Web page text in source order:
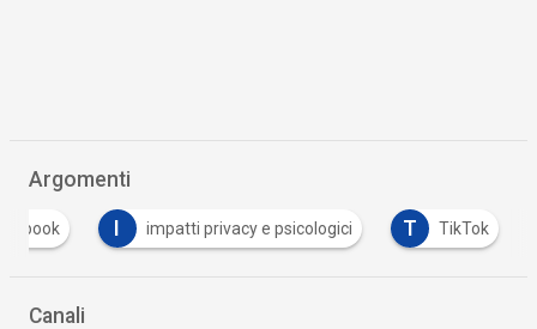
Argomenti
impatti privacy e psicologici T TikTok
Canali